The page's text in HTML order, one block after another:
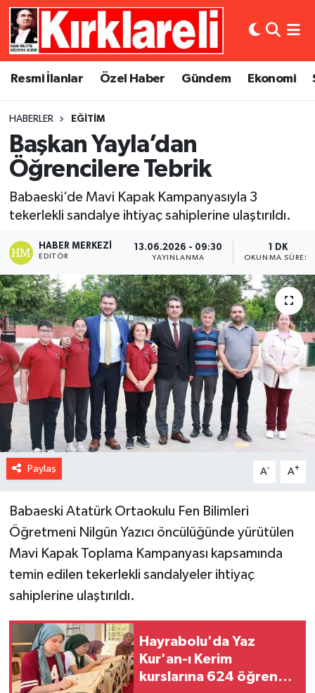
Resmi İlanlar Özel Haber Gündem Ekonomi
HABERLER EĞITIM
Başkan Yayla’dan
Öğrencilere Tebrik
Babaeski’de Mavi Kapak Kampanyasıyla 3
tekerlekli sandalye ihtiyaç sahiplerine ulaştırıldı.
HABER MERKEZI
EDITÖR
13.06.2026 - 09:30
YAYINLANMA
1 DK
OKUNMA SÜRESI
Paylaş A- A+
Babaeski Atatürk Ortaokulu Fen Bilimleri
Öğretmeni Nilgün Yazıcı öncülüğünde yürütülen
Mavi Kapak Toplama Kampanyası kapsamında
temin edilen tekerlekli sandalyeler ihtiyaç
sahiplerine ulaştırıldı.
Hayrabolu'da Yaz
Kur'an-ı Kerim
kurslarına 624 öğrenci
Resmi İlanlar
Gündem
Ekonomi
Siyaset
Asayiş
Dünya
Eğitim
Kültür Sanat
Sağlık
Künye
Gizlilik Sözleşmesi
Merkez Nöbetçi Eczaneler
Merkez Trafik Yoğunluk Haritası
Süper Lig Puan Durumu ve Fikstür
Tüm Manşetler